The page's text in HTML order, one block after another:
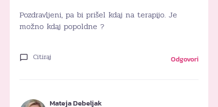
Pozdravljeni, pa bi prišel kdaj na terapijo. Je
možno kdaj popoldne ?
Citiraj Odgovori
Mateja Debeljak